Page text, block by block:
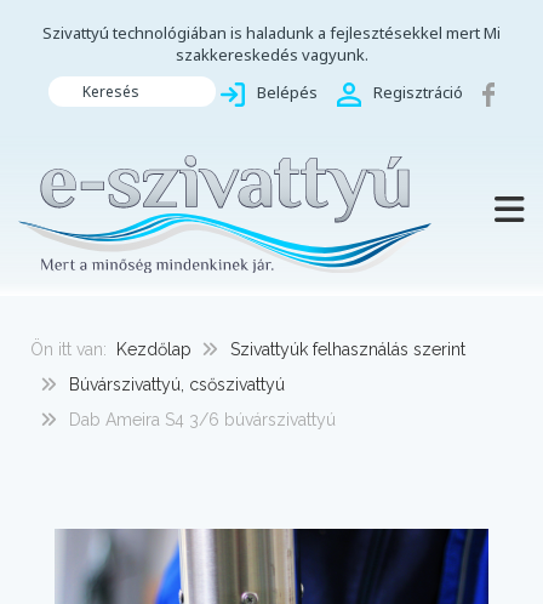
Szivattyú technológiában is haladunk a fejlesztésekkel mert Mi
szakkereskedés vagyunk.
Keresés Belépés Regisztráció
Ön itt van: Kezdőlap
Szivattyúk felhasználás szerint
Búvárszivattyú, csőszivattyú
Dab Ameira S4 3/6 búvárszivattyú